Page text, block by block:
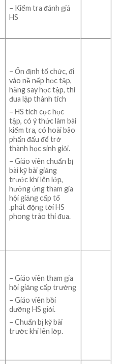
– Kiểm tra đánh giá
HS
– Ổn định tổ chức, đi
vào nề nếp học tập,
hăng say học tập, thi
đua lập thành tích
– HS tích cực học
tập, có ý thức làm bài
kiểm tra, có hoài bão
phấn đấu để trở
thành học sinh giỏi.
– Giáo viên chuẩn bị
bài kỹ bài giảng
trước khi lên lớp,
hưởng ứng tham gia
hội giảng cấp tổ
.phát động tới HS
phong trào thi đua.
– Giáo viên tham gia
hội giảng cấp trường
– Giáo viên bồi
dưỡng HS giỏi.
– Chuẩn bị kỹ bài
trước khi lên lớp.